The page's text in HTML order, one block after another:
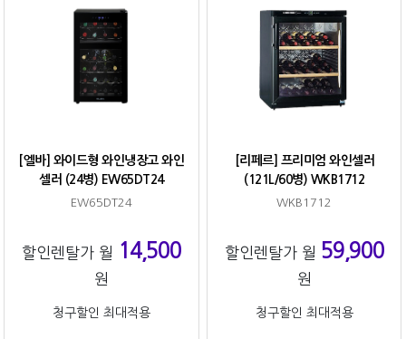
[엘바] 와이드형 와인냉장고 와인
셀러 (24병) EW65DT24
EW65DT24
할인렌탈가 월 14,500
원
청구할인 최대적용
[리페르] 프리미엄 와인셀러
(121L/60병) WKB1712
WKB1712
할인렌탈가 월 59,900
원
청구할인 최대적용